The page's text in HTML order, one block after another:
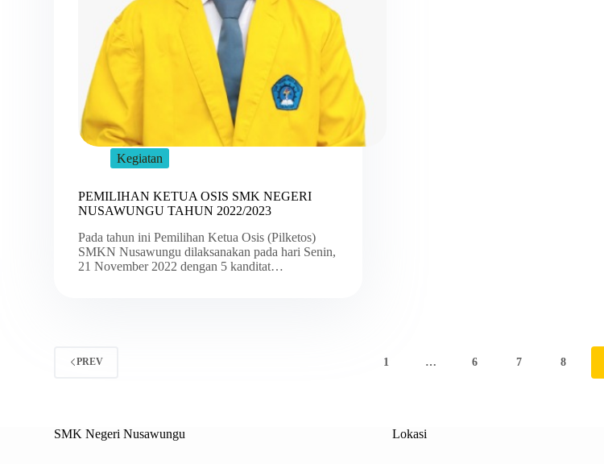
Kegiatan
PEMILIHAN KETUA OSIS SMK NEGERI
NUSAWUNGU TAHUN 2022/2023
Pada tahun ini Pemilihan Ketua Osis (Pilketos)
SMKN Nusawungu dilaksanakan pada hari Senin,
21 November 2022 dengan 5 kanditat…
PREV 1 … 6 7 8
SMK Negeri Nusawungu Lokasi